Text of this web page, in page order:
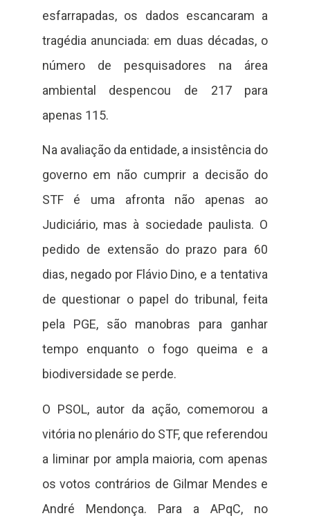
esfarrapadas, os dados escancaram a
tragédia anunciada: em duas décadas, o
número de pesquisadores na área
ambiental despencou de 217 para
apenas 115.
Na avaliação da entidade, a insistência do
governo em não cumprir a decisão do
STF é uma afronta não apenas ao
Judiciário, mas à sociedade paulista. O
pedido de extensão do prazo para 60
dias, negado por Flávio Dino, e a tentativa
de questionar o papel do tribunal, feita
pela PGE, são manobras para ganhar
tempo enquanto o fogo queima e a
biodiversidade se perde.
O PSOL, autor da ação, comemorou a
vitória no plenário do STF, que referendou
a liminar por ampla maioria, com apenas
os votos contrários de Gilmar Mendes e
André Mendonça. Para a APqC, no